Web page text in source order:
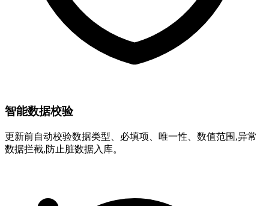
智能数据校验
更新前自动校验数据类型、必填项、唯一性、数值范围,异常
数据拦截,防止脏数据入库。